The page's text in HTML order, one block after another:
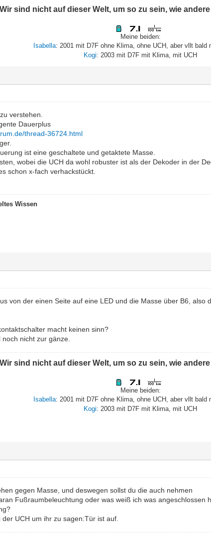
Wir sind nicht auf dieser Welt, um so zu sein, wie
Meine beiden:
Isabella: 2001 mit D7F ohne Klima, ohne UCH, aber vllt bald
Kogi: 2003 mit D7F mit Klima, mit UCH
verstehen.
Dauerplus
thread-36724.html
ist eine geschaltete und getaktete Masse.
wobei die UCH da wohl robuster ist als der Dekoder in der
schon x-fach verhackstückt.
Wissen
von der einen Seite auf eine LED und die Masse über B6, also
macht keinen sinn?
nicht zur gänze.
Wir sind nicht auf dieser Welt, um so zu sein, wie
Meine beiden:
Isabella: 2001 mit D7F ohne Klima, ohne UCH, aber vllt bald
Kogi: 2003 mit D7F mit Klima, mit UCH
gegen Masse, und deswegen sollst du die auch nehmen
Fußraumbeleuchtung oder was weiß ich was angeschlossen
UCH um ihr zu sagen:Tür ist auf.